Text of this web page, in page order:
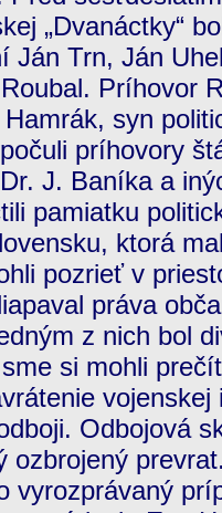
„Dvanáctky“
Ján Trn, Ján
Príhovor
syn
príhovory
J. Baníka a
pamiatku
ktorá
pozrieť v
práva
z nich bol
si mohli
Odbojová
ozbrojený
vyrozprávaný